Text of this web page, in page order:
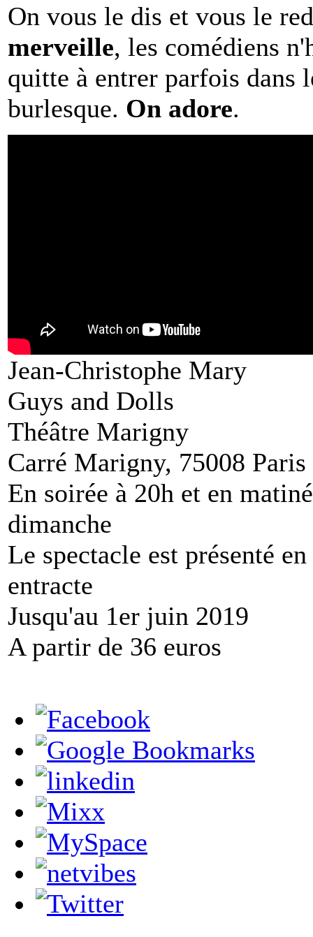
On vous le dis et vous le
merveille, les comédiens
quitte à entrer parfois dans
burlesque. On adore.
Jean-Christophe Mary
Guys and Dolls
Théâtre Marigny
Carré Marigny, 75008 Paris
En soirée à 20h et en
dimanche
Le spectacle est présenté
entracte
Jusqu'au 1er juin 2019
A partir de 36 euros